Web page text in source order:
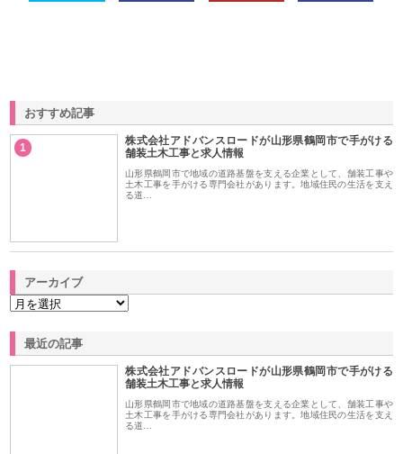
おすすめ記事
1
株式会社アドバンスロードが山形県鶴岡市で手がける
舗装土木工事と求人情報
山形県鶴岡市で地域の道路基盤を支える企業として、舗装工事や
土木工事を手がける専門会社があります。地域住民の生活を支え
る道…
アーカイブ
最近の記事
株式会社アドバンスロードが山形県鶴岡市で手がける
舗装土木工事と求人情報
山形県鶴岡市で地域の道路基盤を支える企業として、舗装工事や
土木工事を手がける専門会社があります。地域住民の生活を支え
る道…